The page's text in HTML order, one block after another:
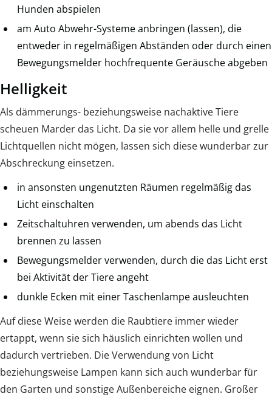
Hunden abspielen
am Auto Abwehr-Systeme anbringen (lassen), die
entweder in regelmäßigen Abständen oder durch einen
Bewegungsmelder hochfrequente Geräusche abgeben
Helligkeit
Als dämmerungs- beziehungsweise nachaktive Tiere
scheuen Marder das Licht. Da sie vor allem helle und grelle
Lichtquellen nicht mögen, lassen sich diese wunderbar zur
Abschreckung einsetzen.
in ansonsten ungenutzten Räumen regelmäßig das
Licht einschalten
Zeitschaltuhren verwenden, um abends das Licht
brennen zu lassen
Bewegungsmelder verwenden, durch die das Licht erst
bei Aktivität der Tiere angeht
dunkle Ecken mit einer Taschenlampe ausleuchten
Auf diese Weise werden die Raubtiere immer wieder
ertappt, wenn sie sich häuslich einrichten wollen und
dadurch vertrieben. Die Verwendung von Licht
beziehungsweise Lampen kann sich auch wunderbar für
den Garten und sonstige Außenbereiche eignen. Großer